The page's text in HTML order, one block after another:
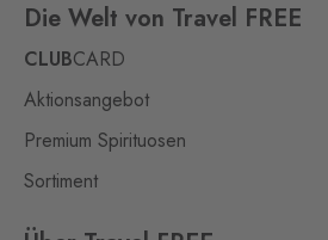
Die Welt von Travel FREE
CLUBCARD
Aktionsangebot
Premium Spirituosen
Sortiment